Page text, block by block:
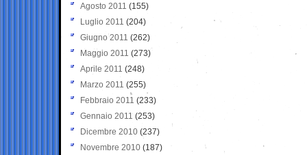
Agosto 2011 (155)
Luglio 2011 (204)
Giugno 2011 (262)
Maggio 2011 (273)
Aprile 2011 (248)
Marzo 2011 (255)
Febbraio 2011 (233)
Gennaio 2011 (253)
Dicembre 2010 (237)
Novembre 2010 (187)